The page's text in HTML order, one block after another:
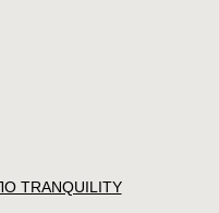
TRANQUILITY